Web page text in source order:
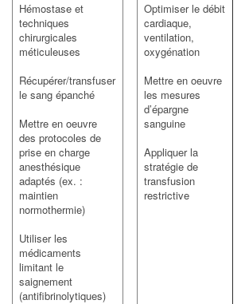
Hémostase et
techniques
chirurgicales
méticuleuses
Récupérer/transfuser
le sang épanché
Mettre en oeuvre
des protocoles de
prise en charge
anesthésique
adaptés (ex. :
maintien
normothermie)
Utiliser les
médicaments
limitant le
saignement
(antifibrinolytiques)
Optimiser le débit
cardiaque,
ventilation,
oxygénation
Mettre en oeuvre
les mesures
d’épargne
sanguine
Appliquer la
stratégie de
transfusion
restrictive